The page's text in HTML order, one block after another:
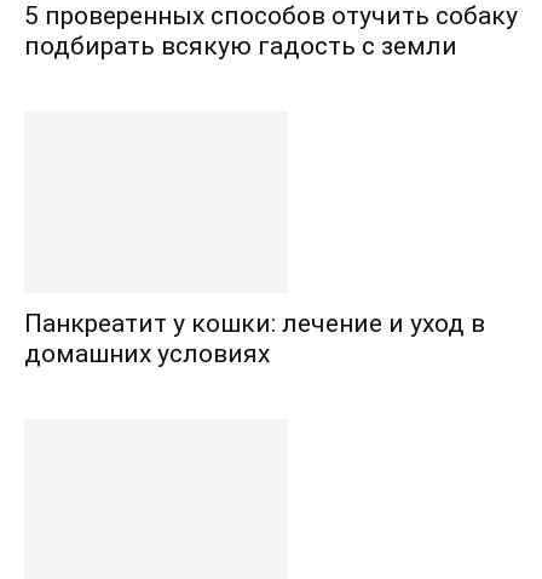
5 проверенных способов отучить собаку
подбирать всякую гадость с земли
Панкреатит у кошки: лечение и уход в
домашних условиях